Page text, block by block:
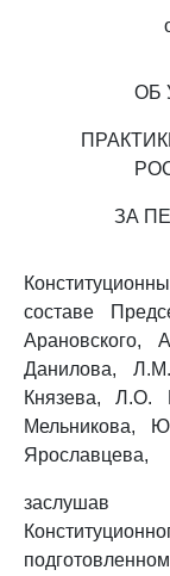
ОБ
ЗА
составе
Данилова,
Князева, Л.О.
Мельникова,
Ярославцева,
заслушав